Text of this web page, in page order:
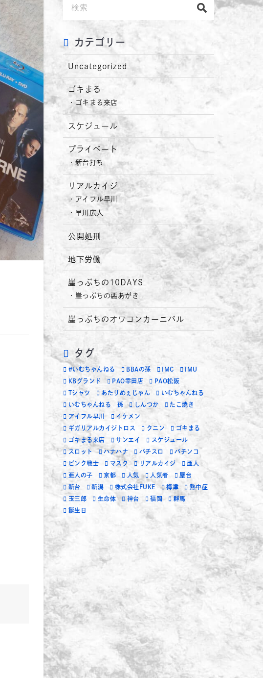
カテゴリー
Uncategorized
ゴキまる
ゴキまる来店
スケジュール
プライベート
新台打ち
リアルカイジ
アイフル早川
早川広人
公開処刑
地下労働
崖っぷちの10DAYS
崖っぷちの悪あがき
崖っぷちのオワコンカーニバル
タグ
#いむちゃんねる BBAの孫 IMC
IMU
KBグランド
PAO幸田店
PAO松阪
Tシャツ
あたりめぇじゃん
いむちゃんねる
いむちゃんねる 孫
しんつか
たこ焼き
アイフル早川
イケメン
ギガリアルカイジトロス
クニン
ゴキまる
ゴキまる来店
サンエイ
スケジュール
スロット
ハナハナ パチスロ
パチンコ
ピンク戦士
マスク リアルカイジ
亜人
亜人の子
京都 人気 人気者
屋台
新台
新潟 株式会社FUKE 梅津
熱中症
玉三郎
生命体 神台 福岡
群馬
誕生日